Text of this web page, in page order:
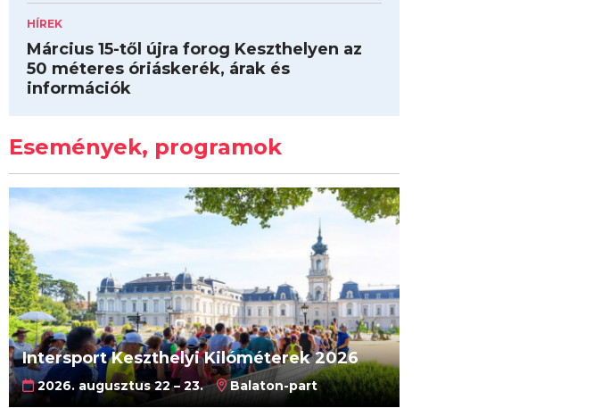
HÍREK
Március 15-től újra forog Keszthelyen az
50 méteres óriáskerék, árak és
információk
Események, programok
Intersport Keszthelyi Kilóméterek 2026
2026. augusztus 22 – 23. Balaton-part